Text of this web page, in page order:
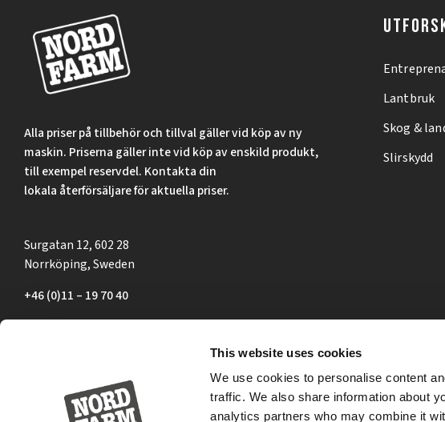
This website uses cookies
We use cookies to personalise content
traffic. We also share information about
analytics partners who may combine it
Alla priser på tillbehör och tillval gäller vid köp av ny
maskin. Priserna gäller inte vid köp av enskild produkt,
till exempel reservdel. Kontakta din
lokala återförsäljare för aktuella priser.
Surgatan 12, 602 28
Norrköping, Sweden
+46 (0)11 – 19 70 40
Lantbruk
Skog &
Slirskydd